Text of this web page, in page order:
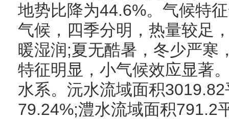
地势比降为44.6%。气候特
气候，四季分明，热量较足
暖湿润;夏无酷暑，冬少严寒
特征明显，小气候效应显著
水系。沅水流域面积
79.24%;澧水流域面积791.2